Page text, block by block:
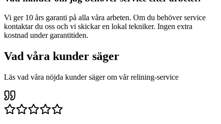
Vi ger 10 års garanti på alla våra arbeten. Om du behöver service
kontaktar du oss och vi skickar en lokal tekniker. Ingen extra
kostnad under garantitiden.
Vad våra kunder säger
Läs vad våra nöjda kunder säger om vår relining-service